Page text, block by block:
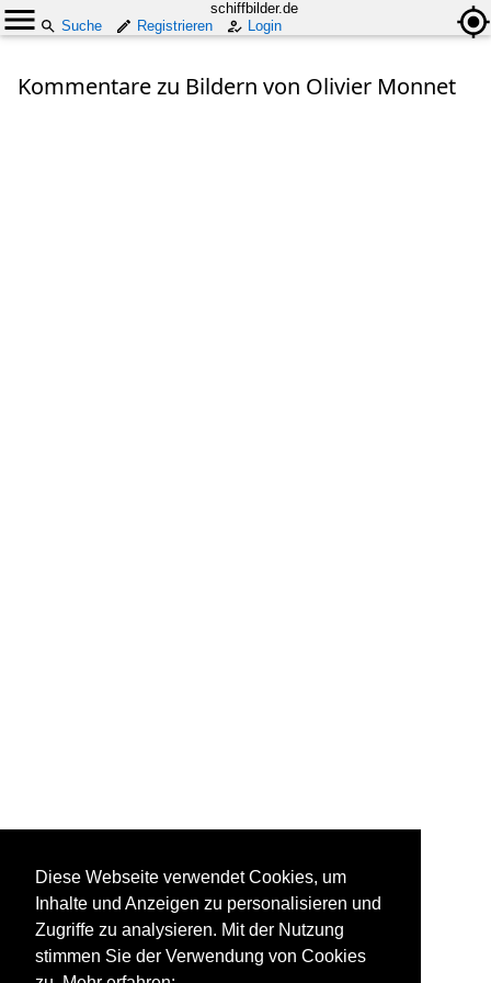
schiffbilder.de
Suche
Registrieren Login
Kommentare zu Bildern von Olivier Monnet
Diese Webseite verwendet Cookies, um
Inhalte und Anzeigen zu personalisieren und
Zugriffe zu analysieren. Mit der Nutzung
stimmen Sie der Verwendung von Cookies